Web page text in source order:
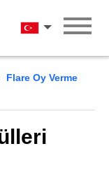
Türkçe
Flare Oy Verme